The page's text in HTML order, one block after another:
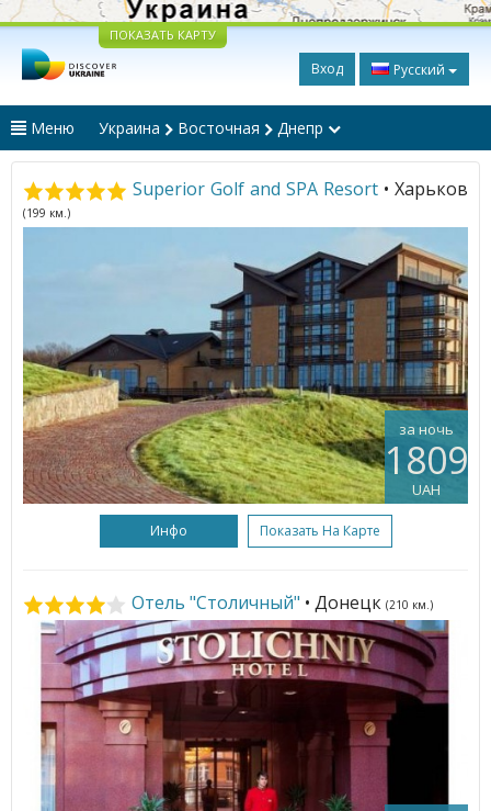
ПОКАЗАТЬ КАРТУ
Вход Русский
Меню Украина Восточная Днепр
Superior Golf and SPA Resort • Харьков
(199 км.)
за ночь
1809
UAH
Инфо Показать На Карте
Отель "Столичный" • Донецк (210 км.)